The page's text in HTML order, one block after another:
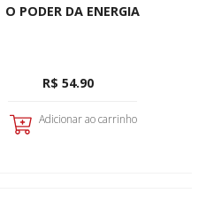
O PODER DA ENERGIA
R$ 54.90
Adicionar ao carrinho